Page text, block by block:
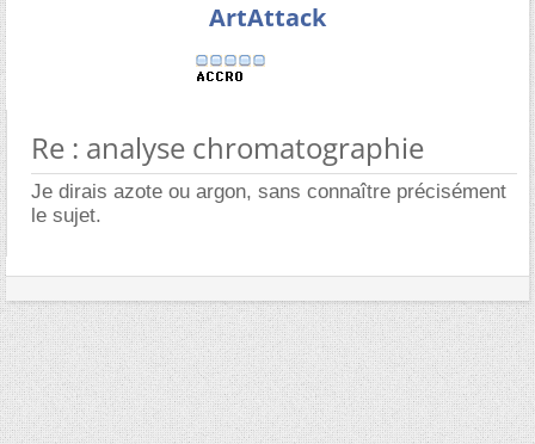
ArtAttack
Re : analyse chromatographie
Je dirais azote ou argon, sans connaître précisément
le sujet.